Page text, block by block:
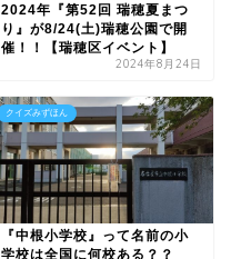
2024年『第52回 瑞穂夏まつ
り』が8/24(土)瑞穂公園で開
催！！【瑞穂区イベント】
2024年8月24日
クイズみずほん
『中根小学校』って名前の小
学校は全国に何校ある？？